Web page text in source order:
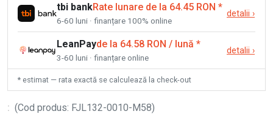
tbi bankRate lunare de la 64.45 RON *
6-60 luni · finanțare 100% online
detalii ›
LeanPayde la 64.58 RON / lună *
3-60 luni · finanțare online
detalii ›
* estimat — rata exactă se calculează la check-out
: (Cod produs: FJL132-0010-M58)